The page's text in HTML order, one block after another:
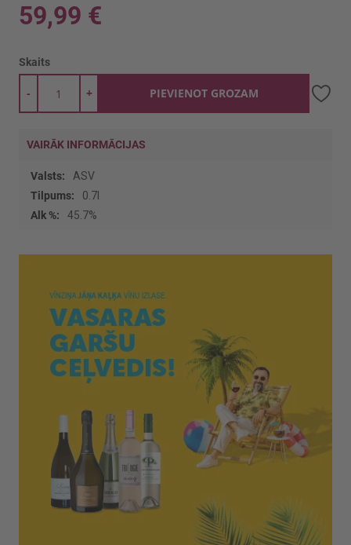
59,99 €
Skaits
+
- PIEVIENOT GROZAM
VAIRĀK INFORMĀCIJAS
Vairāk
informācijas
ASV
0.7l
45.7%